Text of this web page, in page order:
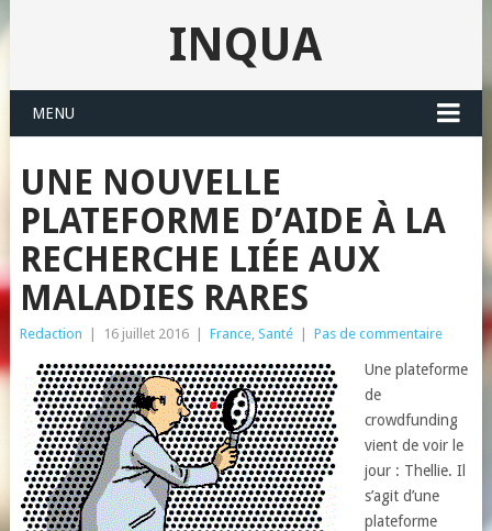
INQUA
MENU
UNE NOUVELLE
PLATEFORME D’AIDE À LA
RECHERCHE LIÉE AUX
MALADIES RARES
Redaction 16 juillet 2016 France, Santé Pas de commentaire
Une plateforme
de
crowdfunding
vient de voir le
jour : Thellie. Il
s’agit d’une
plateforme